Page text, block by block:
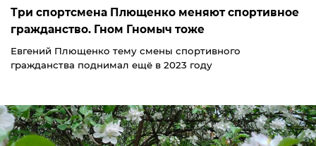
Три спортсмена Плющенко меняют спортивное
гражданство. Гном Гномыч тоже
Евгений Плющенко тему смены спортивного
гражданства поднимал ещё в 2023 году